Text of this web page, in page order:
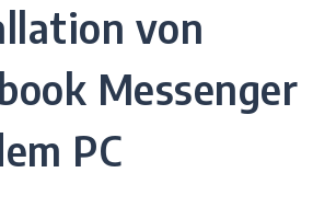
von
Messenger
PC